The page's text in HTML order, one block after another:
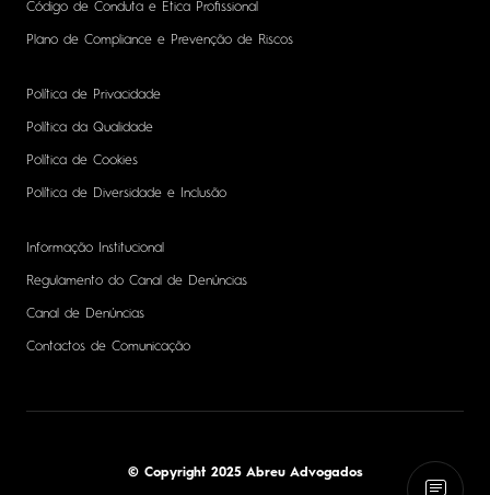
Código de Conduta e Ética Profissional
Plano de Compliance e Prevenção de Riscos
Política de Privacidade
Política da Qualidade
Política de Cookies
Política de Diversidade e Inclusão
Informação Institucional
Regulamento do Canal de Denúncias
Canal de Denúncias
Contactos de Comunicação
© Copyright 2025 Abreu Advogados